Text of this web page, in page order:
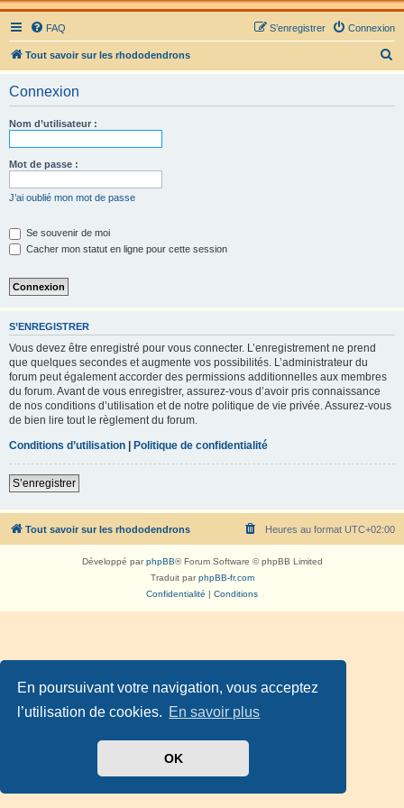
En poursuivant votre navigation, vous acceptez
l’utilisation de cookies. En savoir plus
OK
FAQ Connexion
S’enregistrer
Tout savoir sur les rhododendrons
Connexion
Nom d’utilisateur :
Mot de passe :
J’ai oublié mon mot de passe
Se souvenir de moi
Cacher mon statut en ligne pour cette session
S’ENREGISTRER
Vous devez être enregistré pour vous connecter. L’enregistrement ne prend
que quelques secondes et augmente vos possibilités. L’administrateur du
forum peut également accorder des permissions additionnelles aux membres
du forum. Avant de vous enregistrer, assurez-vous d’avoir pris connaissance
de nos conditions d’utilisation et de notre politique de vie privée. Assurez-vous
de bien lire tout le règlement du forum.
Conditions d’utilisation | Politique de confidentialité
S’enregistrer
Tout savoir sur les rhododendrons Heures au format UTC+02:00
Développé parphpBB® Forum Software © phpBB Limited
Traduit parphpBB-fr.com
Confidentialité | Conditions